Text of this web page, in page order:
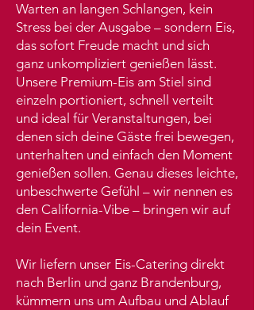
Warten an langen Schlangen, kein
Stress bei der Ausgabe – sondern Eis,
das sofort Freude macht und sich
ganz unkompliziert genießen lässt.
Unsere Premium-Eis am Stiel sind
einzeln portioniert, schnell verteilt
und ideal für Veranstaltungen, bei
denen sich deine Gäste frei bewegen,
unterhalten und einfach den Moment
genießen sollen. Genau dieses leichte,
unbeschwerte Gefühl – wir nennen es
den California-Vibe – bringen wir auf
dein Event.
Wir liefern unser Eis-Catering direkt
nach Berlin und ganz Brandenburg,
kümmern uns um Aufbau und Ablauf